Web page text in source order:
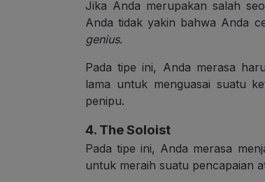
Jika Anda merupakan salah
Anda tidak yakin bahwa Anda
genius.
Pada tipe ini, Anda merasa
lama untuk menguasai suatu
penipu.
4. The Soloist
Pada tipe ini, Anda merasa
untuk meraih suatu pencapaian